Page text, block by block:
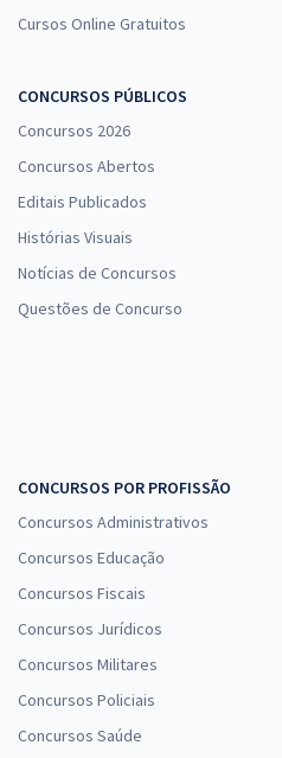
Cursos Online Gratuitos
CONCURSOS PÚBLICOS
Concursos 2026
Concursos Abertos
Editais Publicados
Histórias Visuais
Notícias de Concursos
Questões de Concurso
CONCURSOS POR PROFISSÃO
Concursos Administrativos
Concursos Educação
Concursos Fiscais
Concursos Jurídicos
Concursos Militares
Concursos Policiais
Concursos Saúde